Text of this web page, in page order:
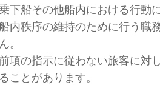
下船その他船内における行動
内秩序の維持のために行う職
。
項の指示に従わない旅客に対
ことがあります。